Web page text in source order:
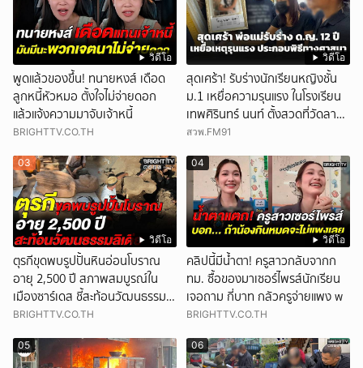
วิดีโอ
พูดแล้วของขึ้น! ทนายหงส์ เดือด
ลูกหนี้หัวหมอ ตั้งใจไม่จ่ายดอก
แล้วแจ้งความมาจับเจ้าหนี้
BRIGHTTV.CO.TH
วิดีโอ
สุดเศร้า! รับร่างนักเรียนหญิงชั้น
ม.1 เหยื่อความรุนแรง ในโรงเรียน
เทพศิรินทร์ นนท์ ตั้งสวดที่วัดลาด
ปลาดุก
สวพ.FM91
วิดีโอ
03
ตุรกีขุดพบรูปปั้นหินอ่อนโบราณ
อายุ 2,500 ปี สภาพสมบูรณ์ใน
เมืองซาร์เดส ชี้สะท้อนวัฒนธรรมลิ
เดีย
BRIGHTTV.CO.TH
วิดีโอ
04
คลิปนี้มีน้ำตา! ครูสาวกลับจากก
ทม. ซื้อของมาเซอร์ไพรส์นักเรียน
เจอถาม กี่บาท กลัวครูจ่ายแพง w
BRIGHTTV.CO.TH
05 06